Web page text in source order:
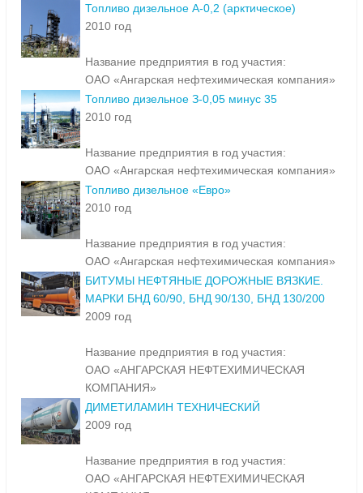
Топливо дизельное А-0,2 (арктическое)
2010 год
Название предприятия в год участия:
ОАО «Ангарская нефтехимическая компания»
Топливо дизельное З-0,05 минус 35
2010 год
Название предприятия в год участия:
ОАО «Ангарская нефтехимическая компания»
Топливо дизельное «Евро»
2010 год
Название предприятия в год участия:
ОАО «Ангарская нефтехимическая компания»
БИТУМЫ НЕФТЯНЫЕ ДОРОЖНЫЕ ВЯЗКИЕ.
МАРКИ БНД 60/90, БНД 90/130, БНД 130/200
2009 год
Название предприятия в год участия:
ОАО «АНГАРСКАЯ НЕФТЕХИМИЧЕСКАЯ
КОМПАНИЯ»
ДИМЕТИЛАМИН ТЕХНИЧЕСКИЙ
2009 год
Название предприятия в год участия:
ОАО «АНГАРСКАЯ НЕФТЕХИМИЧЕСКАЯ